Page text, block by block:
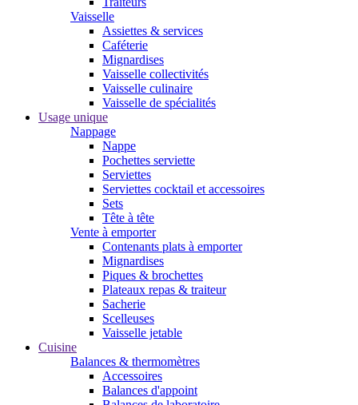
Vaisselle
Assiettes & services
Caféterie
Mignardises
Vaisselle collectivités
Vaisselle culinaire
Vaisselle de spécialités
Usage unique
Nappage
Nappe
Pochettes serviette
Serviettes
Serviettes cocktail et accessoires
Sets
Tête à tête
Vente à emporter
Contenants plats à emporter
Mignardises
Piques & brochettes
Plateaux repas & traiteur
Sacherie
Scelleuses
Vaisselle jetable
Cuisine
Balances & thermomètres
Accessoires
Balances d'appoint